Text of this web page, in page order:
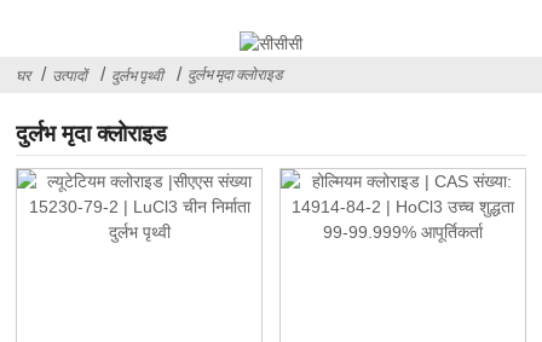
घर उत्पादों दुर्लभ पृथ्वी दुर्लभ मृदा क्लोराइड
दुर्लभ मृदा क्लोराइड